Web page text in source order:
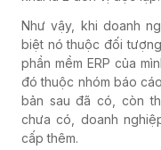
Như vậy, khi doanh
biệt nó thuộc đối
phần mềm ERP của
đó thuộc nhóm báo
bản sau đã có, còn
chưa có, doanh
cấp thêm.